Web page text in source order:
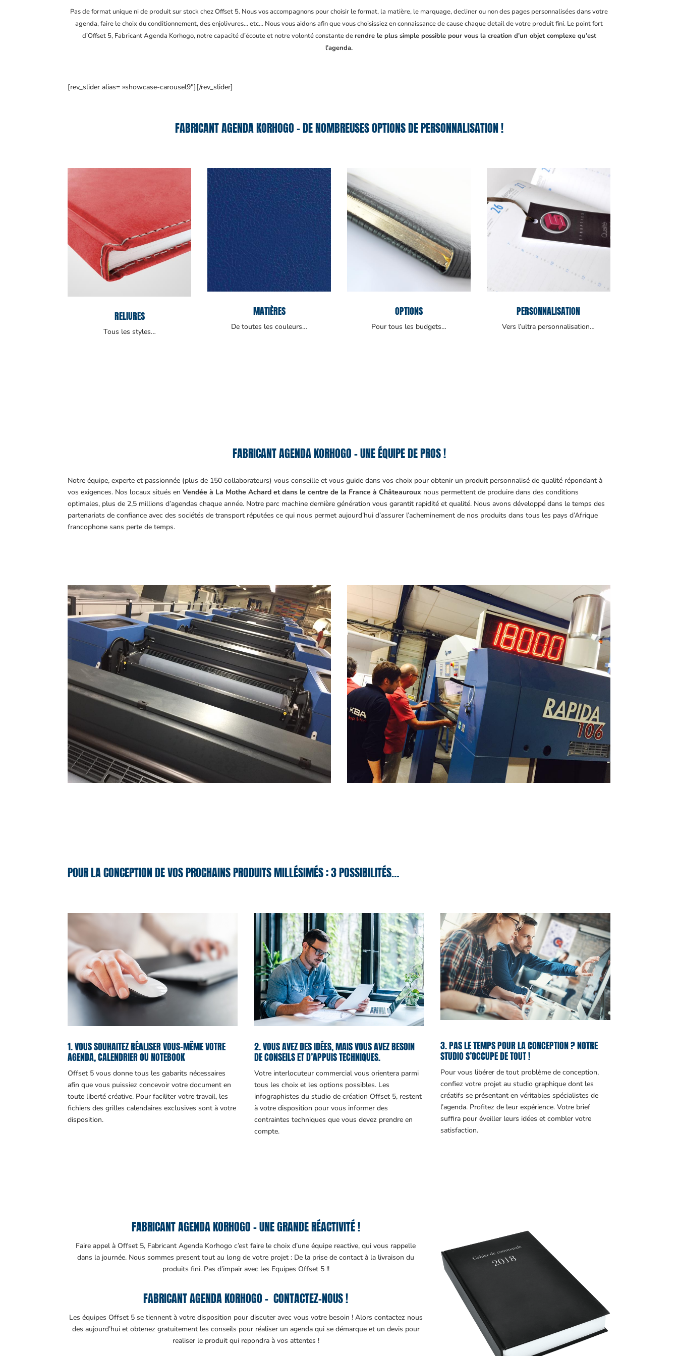
Pas de format unique ni de produit sur stock chez Offset 5. Nous vos accompagnons pour choisir le format, la matière, le marquage, decliner ou non des pages personnalisées dans votre
agenda, faire le choix du conditionnement, des enjolivures… etc… Nous vous aidons afin que vous choisissiez en connaissance de cause chaque detail de votre produit fini. Le point fort
d’Offset 5, Fabricant Agenda Korhogo, notre capacité d’écoute et notre volonté constante derendre le plus simple possible pour vous la creation d’un objet complexe qu’est
l’agenda.
[rev_slider alias= »showcase-carousel9″][/rev_slider]
FABRICANT AGENDA KORHOGO – DE NOMBREUSES OPTIONS DE PERSONNALISATION !
RELIURES
Tous les styles…
MATIÈRES
De toutes les couleurs…
OPTIONS
Pour tous les budgets…
PERSONNALISATION
Vers l’ultra personnalisation…
FABRICANT AGENDA KORHOGO – UNE ÉQUIPE DE PROS !
Notre équipe, experte et passionnée (plus de 150 collaborateurs) vous conseille et vous guide dans vos choix pour obtenir un produit personnalisé de qualité répondant à
vos exigences. Nos locaux situés enVendée à La Mothe Achard et dans le centre de la France à Châteauroux nous permettent de produire dans des conditions
optimales, plus de 2,5 millions d’agendas chaque année. Notre parc machine dernière génération vous garantit rapidité et qualité. Nous avons développé dans le temps des
partenariats de confiance avec des sociétés de transport réputées ce qui nous permet aujourd’hui d’assurer l’acheminement de nos produits dans tous les pays d’Afrique
francophone sans perte de temps.
POUR LA CONCEPTION DE VOS PROCHAINS PRODUITS MILLÉSIMÉS : 3 POSSIBILITÉS…
1. VOUS SOUHAITEZ RÉALISER VOUS-MÊME VOTRE
AGENDA, CALENDRIER OU NOTEBOOK
Offset 5 vous donne tous les gabarits nécessaires
afin que vous puissiez concevoir votre document en
toute liberté créative. Pour faciliter votre travail, les
fichiers des grilles calendaires exclusives sont à votre
disposition.
2. VOUS AVEZ DES IDÉES, MAIS VOUS AVEZ BESOIN
DE CONSEILS ET D’APPUIS TECHNIQUES.
Votre interlocuteur commercial vous orientera parmi
tous les choix et les options possibles. Les
infographistes du studio de création Offset 5, restent
à votre disposition pour vous informer des
contraintes techniques que vous devez prendre en
compte.
3. PAS LE TEMPS POUR LA CONCEPTION ? NOTRE
STUDIO S’OCCUPE DE TOUT !
Pour vous libérer de tout problème de conception,
confiez votre projet au studio graphique dont les
créatifs se présentant en véritables spécialistes de
l’agenda. Profitez de leur expérience. Votre brief
suffira pour éveiller leurs idées et combler votre
satisfaction.
FABRICANT AGENDA KORHOGO – UNE GRANDE RÉACTIVITÉ !
Faire appel à Offset 5, Fabricant Agenda Korhogo c’est faire le choix d’une équipe reactive, qui vous rappelle
dans la journée. Nous sommes present tout au long de votre projet : De la prise de contact à la livraison du
produits fini. Pas d’impair avec les Equipes Offset 5 !!
FABRICANT AGENDA KORHOGO – CONTACTEZ-NOUS !
Les équipes Offset 5 se tiennent à votre disposition pour discuter avec vous votre besoin ! Alors contactez nous
des aujourd’hui et obtenez gratuitement les conseils pour réaliser un agenda qui se démarque et un devis pour
realiser le produit qui repondra à vos attentes !